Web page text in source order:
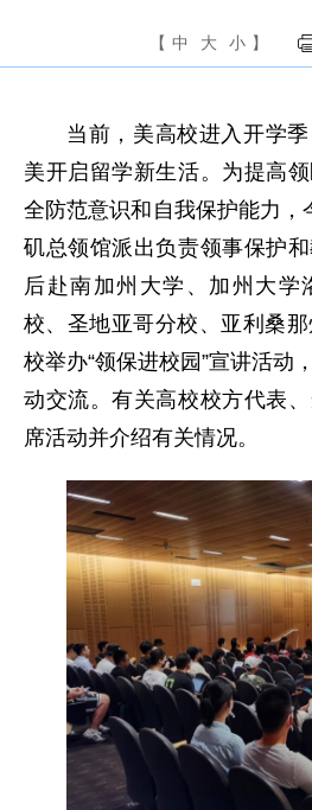
【 中 大 小 】
当前，美高校进入开学
美开启留学新生活。为提高
全防范意识和自我保护能力，
矶总领馆派出负责领事保护
后赴南加州大学、加州大学
校、圣地亚哥分校、亚利桑
校举办“领保进校园”宣讲活动
动交流。有关高校校方代表
席活动并介绍有关情况。